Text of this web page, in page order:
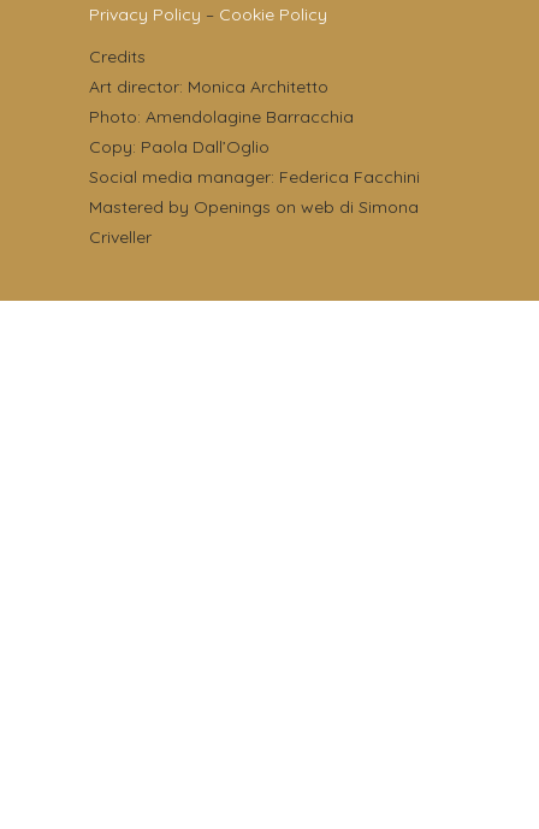
Privacy Policy – Cookie Policy
Credits
Art director: Monica Architetto
Photo: Amendolagine Barracchia
Copy: Paola Dall’Oglio
Social media manager: Federica Facchini
Mastered by Openings on web di Simona
Criveller